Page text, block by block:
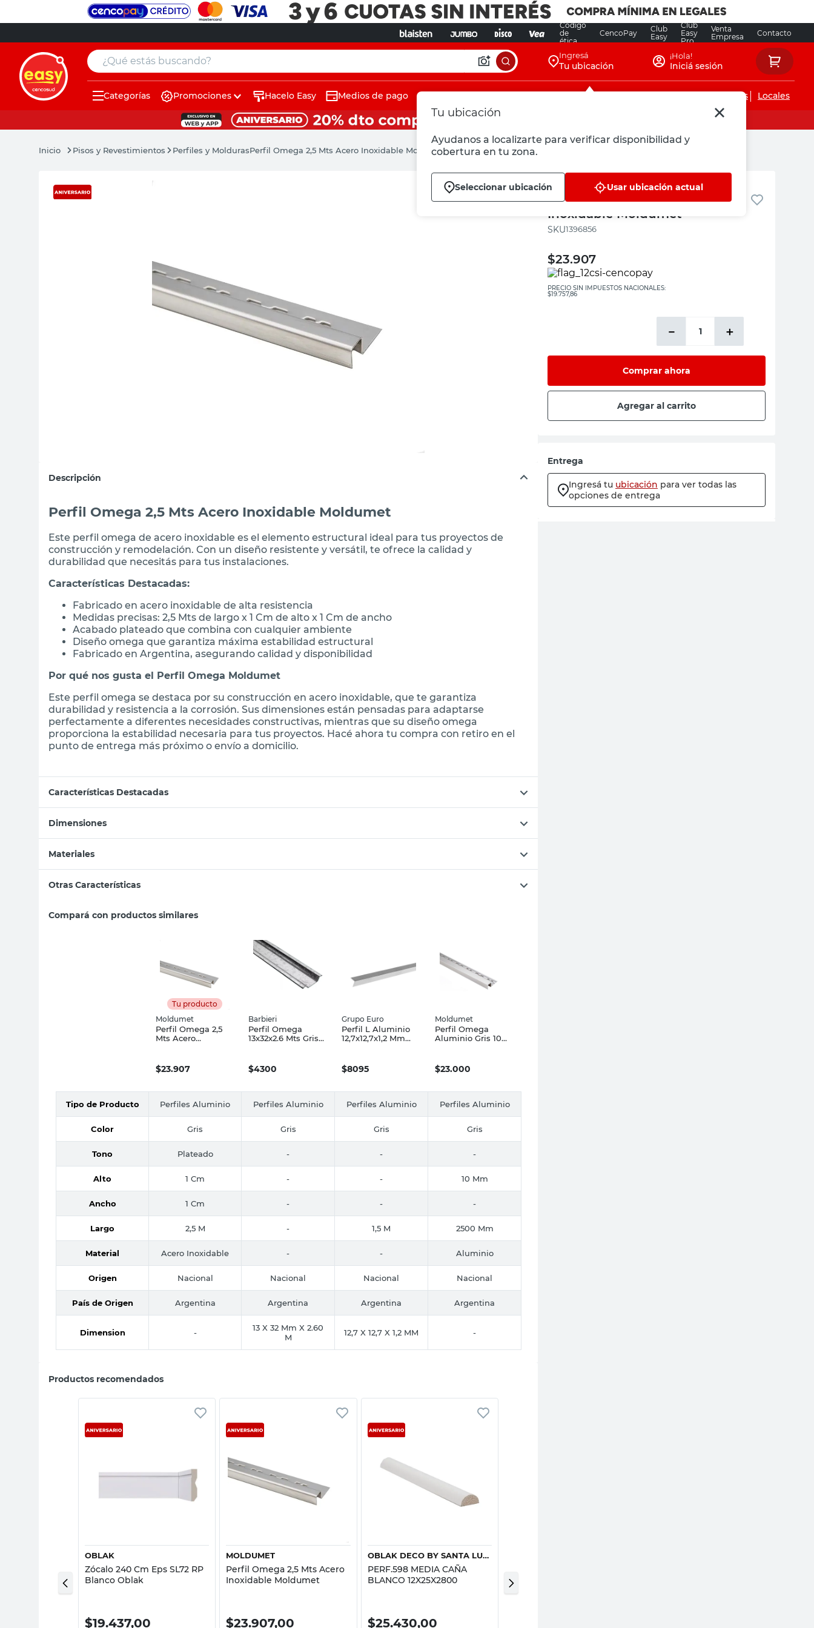
Código
de
ética
CencoPay
Club
Easy
Club
Easy
Pro
Venta
Empresa
Contacto
¿Qué estás buscando? Ingresá
Tu ubicación
Tu ubicación
Ayudanos a localizarte para verificar disponibilidad y
cobertura en tu zona.
Seleccionar ubicación Usar ubicación actual
¡Hola!
Iniciá sesión
Categorías Promociones Hacelo Easy Medios de pago Servicios de instalaciones Locales
Pisos y Revestimientos Perfiles y MoldurasPerfil Omega 2,5 Mts Acero Inoxidable Moldumet
Descripción
Perfil Omega 2,5 Mts Acero Inoxidable Moldumet
Este perfil omega de acero inoxidable es el elemento estructural ideal para tus proyectos de
construcción y remodelación. Con un diseño resistente y versátil, te ofrece la calidad y
durabilidad que necesitás para tus instalaciones.
Características Destacadas:
Fabricado en acero inoxidable de alta resistencia
Medidas precisas: 2,5 Mts de largo x 1 Cm de alto x 1 Cm de ancho
Acabado plateado que combina con cualquier ambiente
Diseño omega que garantiza máxima estabilidad estructural
Fabricado en Argentina, asegurando calidad y disponibilidad
Por qué nos gusta el Perfil Omega Moldumet
Este perfil omega se destaca por su construcción en acero inoxidable, que te garantiza
durabilidad y resistencia a la corrosión. Sus dimensiones están pensadas para adaptarse
perfectamente a diferentes necesidades constructivas, mientras que su diseño omega
proporciona la estabilidad necesaria para tus proyectos. Hacé ahora tu compra con retiro en el
punto de entrega más próximo o envío a domicilio.
Características Destacadas
Dimensiones
Materiales
Otras Características
Compará con productos similares
Tu producto
Moldumet
Perfil Omega 2,5
Mts Acero
$23.907
Barbieri
Perfil Omega
13x32x2.6 Mts Gris
$4300
Grupo Euro
Perfil L Aluminio
12,7x12,7x1,2 Mm
$8095
Moldumet
Perfil Omega
Aluminio Gris 10
$23.000
Tipo de Producto Perfiles Aluminio Perfiles Aluminio Perfiles Aluminio Perfiles Aluminio
Color Gris Gris Gris Gris
Tono Plateado - - -
Alto 1 Cm - - 10 Mm
Ancho 1 Cm - - -
Largo 2,5 M - 1,5 M 2500 Mm
Material Acero Inoxidable - - Aluminio
Origen Nacional Nacional Nacional Nacional
País de Origen Argentina Argentina Argentina Argentina
Dimension -
13 X 32 Mm X 2.60
M
12,7 X 12,7 X 1,2 MM -
Productos recomendados
Cm Gruppo
OBLAK
Zócalo 240 Cm Eps SL72 RP
Blanco Oblak
$19.437,00
MOLDUMET
Perfil Omega 2,5 Mts Acero
Inoxidable Moldumet
$23.907,00
OBLAK DECO BY SANTA LUZIA
PERF.598 MEDIA CAÑA
BLANCO 12X25X2800
$25.430,00
14X17X2800
Moldumet
Perfil Omega 2,5 Mts Acero
Inoxidable Moldumet
:1396856
$23.907
PRECIO SIN IMPUESTOS NACIONALES:
$19.757,86
＋
－
Comprar ahora
Agregar al carrito
Entrega
Ingresá tu ubicación para ver todas las
opciones de entrega
muebles